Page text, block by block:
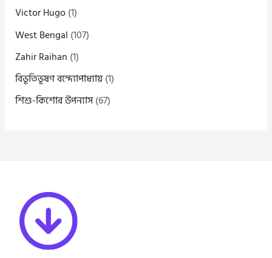
Victor Hugo(1)
West Bengal (107)
Zahir Raihan (1)
বিভূতিভূষণ বন্দ্যোপাধ্যায়(1)
শিশু-কিশোর উপন্যাস(67)